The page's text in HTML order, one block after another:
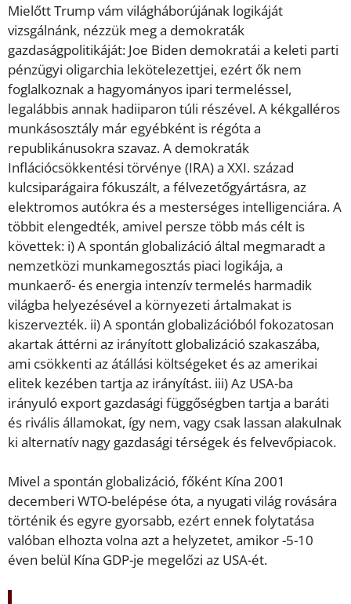
Mielőtt Trump vám világháborújának logikáját
vizsgálnánk, nézzük meg a demokraták
gazdaságpolitikáját: Joe Biden demokratái a keleti parti
pénzügyi oligarchia lekötelezettjei, ezért ők nem
foglalkoznak a hagyományos ipari termeléssel,
legalábbis annak hadiiparon túli részével. A kékgalléros
munkásosztály már egyébként is régóta a
republikánusokra szavaz. A demokraták
Inflációcsökkentési törvénye (IRA) a XXI. század
kulcsiparágaira fókuszált, a félvezetőgyártásra, az
elektromos autókra és a mesterséges intelligenciára. A
többit elengedték, amivel persze több más célt is
követtek: i) A spontán globalizáció által megmaradt a
nemzetközi munkamegosztás piaci logikája, a
munkaerő- és energia intenzív termelés harmadik
világba helyezésével a környezeti ártalmakat is
kiszervezték. ii) A spontán globalizációból fokozatosan
akartak áttérni az irányított globalizáció szakaszába,
ami csökkenti az átállási költségeket és az amerikai
elitek kezében tartja az irányítást. iii) Az USA-ba
irányuló export gazdasági függőségben tartja a baráti
és rivális államokat, így nem, vagy csak lassan alakulnak
ki alternatív nagy gazdasági térségek és felvevőpiacok.
Mivel a spontán globalizáció, főként Kína 2001
decemberi WTO-belépése óta, a nyugati világ rovására
történik és egyre gyorsabb, ezért ennek folytatása
valóban elhozta volna azt a helyzetet, amikor -5-10
éven belül Kína GDP-je megelőzi az USA-ét.